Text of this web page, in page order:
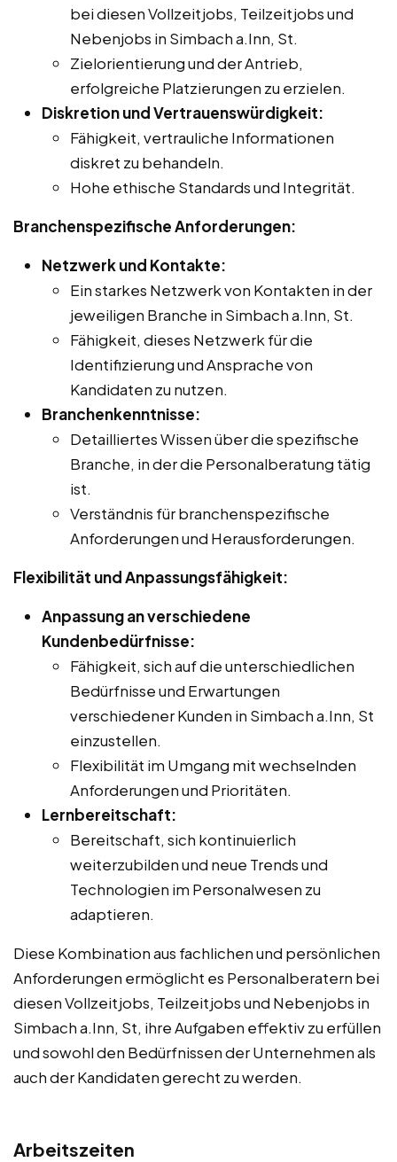
bei diesen Vollzeitjobs, Teilzeitjobs und
Nebenjobs in Simbach a.Inn, St.
Zielorientierung und der Antrieb,
erfolgreiche Platzierungen zu erzielen.
Diskretion und Vertrauenswürdigkeit:
Fähigkeit, vertrauliche Informationen
diskret zu behandeln.
Hohe ethische Standards und Integrität.
Branchenspezifische Anforderungen:
Netzwerk und Kontakte:
Ein starkes Netzwerk von Kontakten in der
jeweiligen Branche in Simbach a.Inn, St.
Fähigkeit, dieses Netzwerk für die
Identifizierung und Ansprache von
Kandidaten zu nutzen.
Branchenkenntnisse:
Detailliertes Wissen über die spezifische
Branche, in der die Personalberatung tätig
ist.
Verständnis für branchenspezifische
Anforderungen und Herausforderungen.
Flexibilität und Anpassungsfähigkeit:
Anpassung an verschiedene
Kundenbedürfnisse:
Fähigkeit, sich auf die unterschiedlichen
Bedürfnisse und Erwartungen
verschiedener Kunden in Simbach a.Inn, St
einzustellen.
Flexibilität im Umgang mit wechselnden
Anforderungen und Prioritäten.
Lernbereitschaft:
Bereitschaft, sich kontinuierlich
weiterzubilden und neue Trends und
Technologien im Personalwesen zu
adaptieren.
Diese Kombination aus fachlichen und persönlichen
Anforderungen ermöglicht es Personalberatern bei
diesen Vollzeitjobs, Teilzeitjobs und Nebenjobs in
Simbach a.Inn, St, ihre Aufgaben effektiv zu erfüllen
und sowohl den Bedürfnissen der Unternehmen als
auch der Kandidaten gerecht zu werden.
Arbeitszeiten